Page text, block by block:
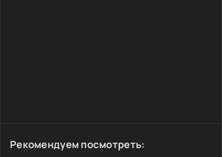
Рекомендуем посмотреть: